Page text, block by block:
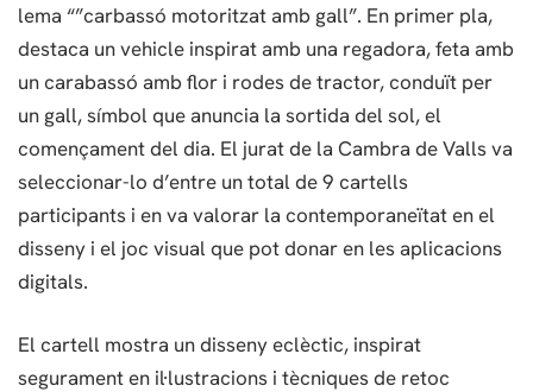
lema “”carbassó motoritzat amb gall”. En primer pla,
destaca un vehicle inspirat amb una regadora, feta amb
un carabassó amb flor i rodes de tractor, conduït per
un gall, símbol que anuncia la sortida del sol, el
començament del dia. El jurat de la Cambra de Valls va
seleccionar-lo d’entre un total de 9 cartells
participants i en va valorar la contemporaneïtat en el
disseny i el joc visual que pot donar en les aplicacions
digitals.
El cartell mostra un disseny eclèctic, inspirat
segurament en il·lustracions i tècniques de retoc